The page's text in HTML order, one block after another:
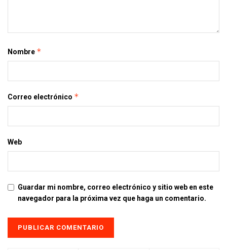
Nombre *
Correo electrónico *
Web
Guardar mi nombre, correo electrónico y sitio web en este
navegador para la próxima vez que haga un comentario.